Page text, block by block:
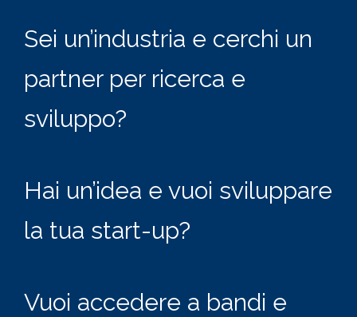
Sei un’industria e cerchi un
partner per ricerca e
sviluppo?
Hai un’idea e vuoi sviluppare
la tua start-up?
Vuoi accedere a bandi e